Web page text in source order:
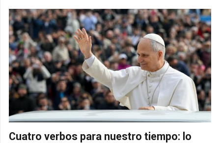
Cuatro verbos para nuestro tiempo: lo